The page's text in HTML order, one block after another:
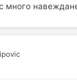
с много